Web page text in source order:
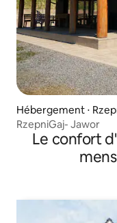
Hébergement ⋅
RzepniGaj- Jawor
Le confort